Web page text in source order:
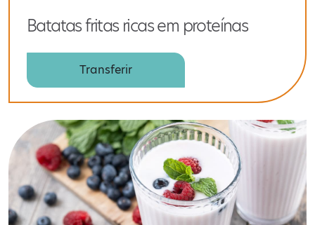
Batatas fritas ricas em proteínas
Transferir